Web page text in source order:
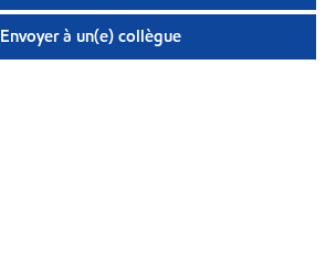
Envoyer à un(e) collègue